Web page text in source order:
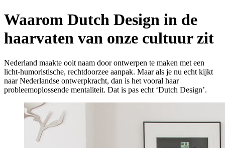
Waarom Dutch Design in de
haarvaten van onze cultuur zit
Nederland maakte ooit naam door ontwerpen te maken met een
licht-humoristische, rechtdoorzee aanpak. Maar als je nu echt kijkt
naar Nederlandse ontwerpkracht, dan is het vooral haar
probleemoplossende mentaliteit. Dat is pas echt ‘Dutch Design’.